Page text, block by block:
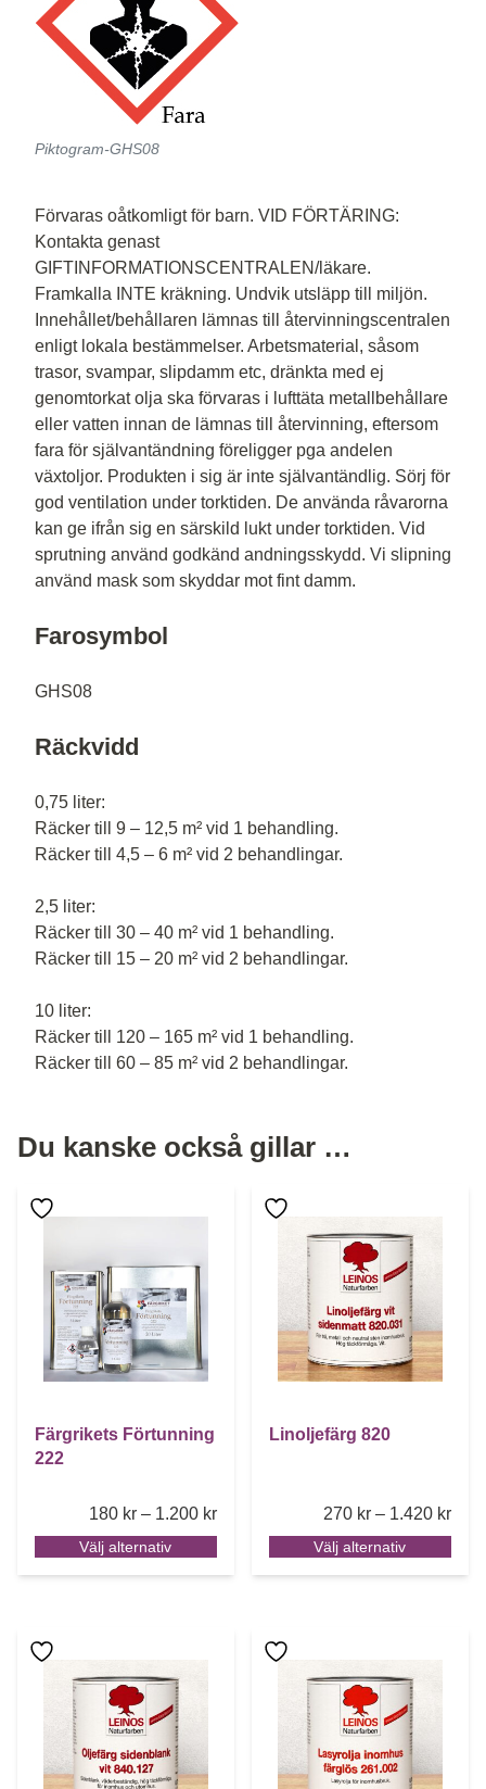
Piktogram-GHS08
Förvaras oåtkomligt för barn. VID FÖRTÄRING:
Kontakta genast
GIFTINFORMATIONSCENTRALEN/läkare.
Framkalla INTE kräkning. Undvik utsläpp till miljön.
Innehållet/behållaren lämnas till återvinningscentralen
enligt lokala bestämmelser. Arbetsmaterial, såsom
trasor, svampar, slipdamm etc, dränkta med ej
genomtorkat olja ska förvaras i lufttäta metallbehållare
eller vatten innan de lämnas till återvinning, eftersom
fara för självantändning föreligger pga andelen
växtoljor. Produkten i sig är inte självantändlig. Sörj för
god ventilation under torktiden. De använda råvarorna
kan ge ifrån sig en särskild lukt under torktiden. Vid
sprutning använd godkänd andningsskydd. Vi slipning
använd mask som skyddar mot fint damm.
Farosymbol
GHS08
Räckvidd
0,75 liter:
Räcker till 9 – 12,5 m² vid 1 behandling.
Räcker till 4,5 – 6 m² vid 2 behandlingar.
2,5 liter:
Räcker till 30 – 40 m² vid 1 behandling.
Räcker till 15 – 20 m² vid 2 behandlingar.
10 liter:
Räcker till 120 – 165 m² vid 1 behandling.
Räcker till 60 – 85 m² vid 2 behandlingar.
Du kanske också gillar …
Färgrikets Förtunning
222
180 kr – 1.200 krPrice range: 180 kr through 1.200
Välj alternativ
Den här produkten har flera varianter. De olika
Linoljefärg 820
270 kr – 1.420 kr
Välj alternativ
Den här produkten har
Den här produkten har flera varianter. De olika
Den här produkten har